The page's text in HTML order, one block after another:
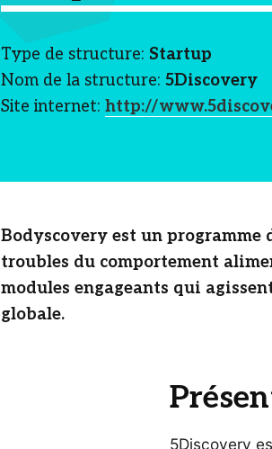
Type de structure: Startup
Nom de la structure: 5Discovery
Site internet: http://
Bodyscovery est un
troubles du comportement
modules engageants qui
globale.
5Discovery